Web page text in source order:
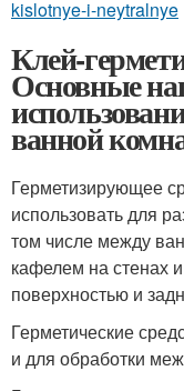
kislotnye-i-neytralnye
Клей-
Основные
ванной
Герметизирующее
использовать для
том числе между
кафелем на стенах
поверхностью и
Герметические
и для обработки